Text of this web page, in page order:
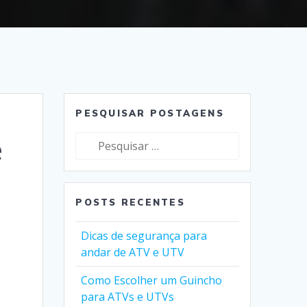
PESQUISAR POSTAGENS
Pesquisar
POSTS RECENTES
Dicas de segurança para
andar de ATV e UTV
Como Escolher um Guincho
para ATVs e UTVs